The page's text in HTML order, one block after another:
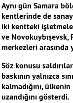
Aynı gün Samara
kentlerinde de
iki kentteki
ve
merkezleri arasında
Söz konusu
baskının yalnızca
kalmadığını,
uzandığını gösterdi.